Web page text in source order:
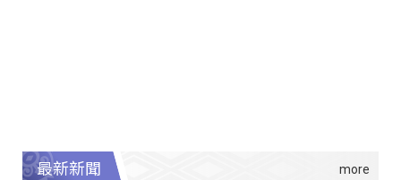
最新新聞